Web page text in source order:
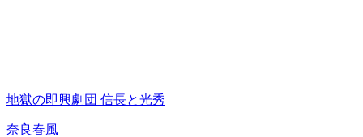
地獄の即興劇団 信長と光秀
奈良春風